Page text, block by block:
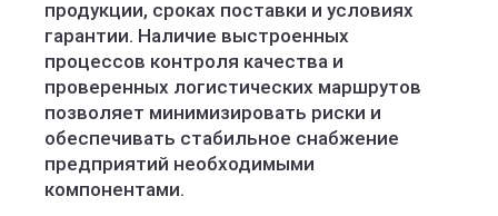
продукции, сроках поставки и условиях
гарантии. Наличие выстроенных
процессов контроля качества и
проверенных логистических маршрутов
позволяет минимизировать риски и
обеспечивать стабильное снабжение
предприятий необходимыми
компонентами.